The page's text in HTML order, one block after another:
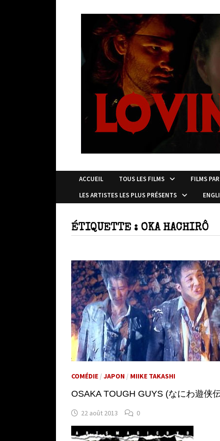
ACCUEIL TOUS LES FILMS
FILMS
LES ARTISTES LES PLUS PRÉSENTS
ÉTIQUETTE :OKA HACHIRÔ
COMÉDIE /JAPON / MIIKE TAKASHI
OSAKA TOUGH GUYS (なにわ遊侠
22 août 2013 0